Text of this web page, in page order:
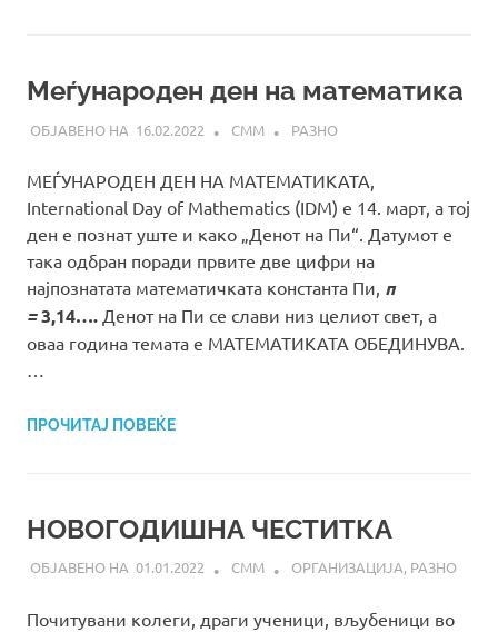
Меѓународен ден на математика
16.02.2022 СММ РАЗНО
МЕЃУНАРОДЕН ДЕН НА МАТЕМАТИКАТА,
International Day of Mathematics (IDM) е 14. март, а тој
ден е познат уште и како „Денот на Пи“. Датумот е
така одбран поради првите две цифри на
најпознатата математичката константа Пи, π
=3,14…. Денот на Пи се слави низ целиот свет, а
оваа година темата е МАТЕМАТИКАТА ОБЕДИНУВА.
ПРОЧИТАЈ ПОВЕЌЕ
НОВОГОДИШНА ЧЕСТИТКА
01.01.2022 СММ ОРГАНИЗАЦИЈА, РАЗНО
Почитувани колеги, драги ученици, вљубеници во